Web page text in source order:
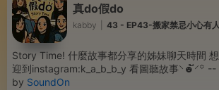
真do假do
kabby 43 - EP43-搬家禁忌小心有
Story Time! 什麼故事都分享的姊妹聊天時間
迎到instagram:k_a_b_b_y 看圖聽故事⸌☻ັ⸍꙳ -- Hosting provided
by SoundOn